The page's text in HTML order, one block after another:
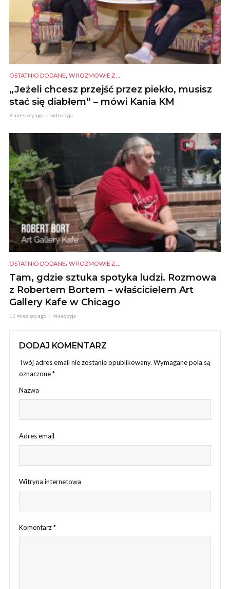
OSTATNIO DODANE, W ROZMOWIE Z ...
„Jeżeli chcesz przejść przez piekło, musisz
stać się diabłem“ – mówi Kania KM
9 miesięcy ago videopyja
OSTATNIO DODANE, W ROZMOWIE Z ...
Tam, gdzie sztuka spotyka ludzi. Rozmowa
z Robertem Bortem – właścicielem Art
Gallery Kafe w Chicago
11 miesięcy ago videopyja
DODAJ KOMENTARZ
Twój adres email nie zostanie opublikowany. Wymagane pola są
oznaczone*
Nazwa
Adres email
Witryna internetowa
Komentarz*